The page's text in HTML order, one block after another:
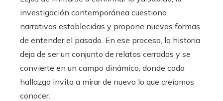
investigación contemporánea cuestiona
narrativas establecidas y propone nuevas formas
de entender el pasado. En ese proceso, la historia
deja de ser un conjunto de relatos cerrados y se
convierte en un campo dinámico, donde cada
hallazgo invita a mirar de nuevo lo que creíamos
conocer.